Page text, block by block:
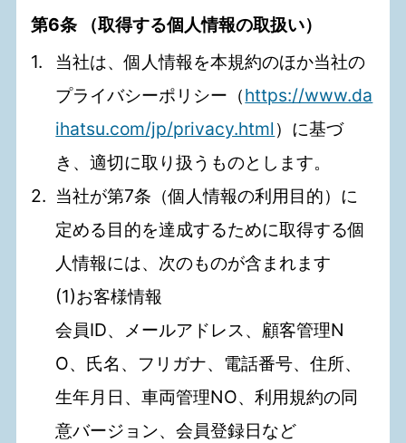
第6条 （取得する個人情報の取扱い）
当社は、個人情報を本規約のほか当社の
プライバシーポリシー（https://www.da
ihatsu.com/jp/privacy.html ）に基づ
き、適切に取り扱うものとします。
当社が第7条（個人情報の利用目的）に
定める目的を達成するために取得する個
人情報には、次のものが含まれます
(1)お客様情報
会員ID、メールアドレス、顧客管理N
O、氏名、フリガナ、電話番号、住所、
生年月日、車両管理NO、利用規約の同
意バージョン、会員登録日など